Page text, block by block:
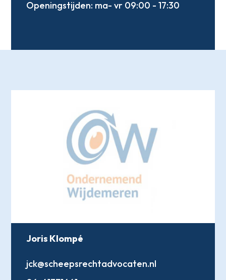
Openingstijden: ma- vr 09:00 - 17:30
Joris Klompé
jck@scheepsrechtadvocaten.nl